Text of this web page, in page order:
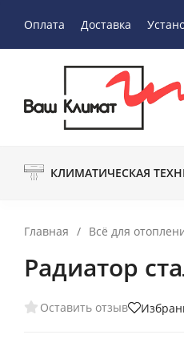
Оплата Доставка
КЛИМАТИЧЕСКАЯ
Главная / Всё для
Радиатор
Оставить отзыв